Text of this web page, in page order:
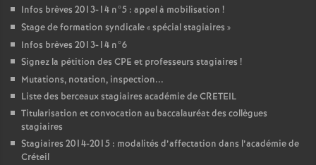
Infos brèves 2013-14 n°5 : appel à mobilisation !
Stage de formation syndicale «spécial stagiaires »
Infos brèves 2013-14 n°6
Signez la pétition des CPE et professeurs stagiaires !
Mutations, notation, inspection...
Liste des berceaux stagiaires académie deCRETEIL
Titularisation et convocation au baccalauréat des collègues
stagiaires
Stagiaires 2014-2015 : modalités d’affectation dans l’académie de
Créteil